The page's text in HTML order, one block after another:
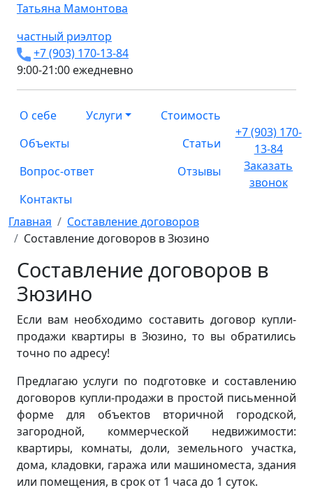
Татьяна Мамонтова
частный риэлтор
+7 (903) 170-13-84
9:00-21:00 ежедневно
О себе Услуги
Стоимость
Объекты
Статьи
Вопрос-ответ
Отзывы
Контакты
+7 (903) 170-
13-84
Заказать
звонок
Главная
Составление договоров
Составление договоров в Зюзино
Составление договоров в
Зюзино
Если вам необходимо составить договор купли-
продажи квартиры в Зюзино, то вы обратились
точно по адресу!
Предлагаю услуги по подготовке и составлению
договоров купли-продажи в простой письменной
форме для объектов вторичной городской,
загородной, коммерческой недвижимости:
квартиры, комнаты, доли, земельного участка,
дома, кладовки, гаража или машиноместа, здания
или помещения, в срок от 1 часа до 1 суток.